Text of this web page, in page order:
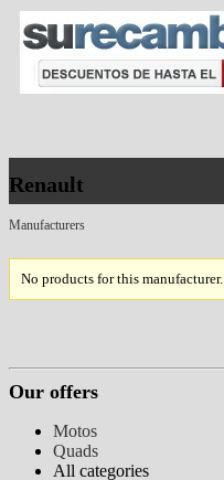
Renault
Manufacturers
No products for this manufacturer.
Our offers
Motos
Quads
All categories